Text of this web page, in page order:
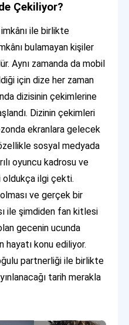
Çekiliyor?
imkânı ile birlikte
bulamayan kişiler
Aynı zamanda da mobil
için dize her zaman
dizisinin çekimlerine
Dizinin çekimleri
ekranlara gelecek
sosyal medyada
oyuncu kadrosu ve
oldukça ilgi çekti.
ve gerçek bir
ile şimdiden fan kitlesi
gecenin ucunda
hayatı konu ediliyor.
partnerliği ile birlikte
tarih merakla